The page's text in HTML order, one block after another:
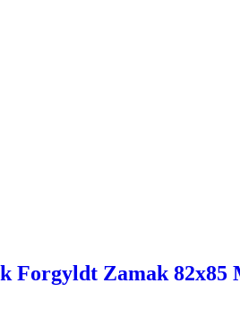
Forgyldt Zamak 82x85